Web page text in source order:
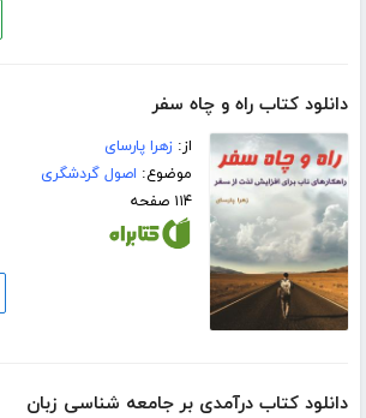
دانلود کتاب راه و چاه سفر
از:زهرا پارسای
موضوع: اصول گردشگری
۱۱۴ صفحه
دانلود کتاب درآمدی بر جامعه شناسی زبان